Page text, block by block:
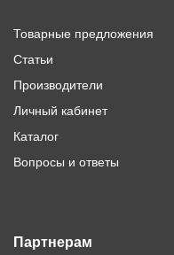
Товарные предложения
Статьи
Производители
Личный кабинет
Каталог
Вопросы и ответы
Партнерам